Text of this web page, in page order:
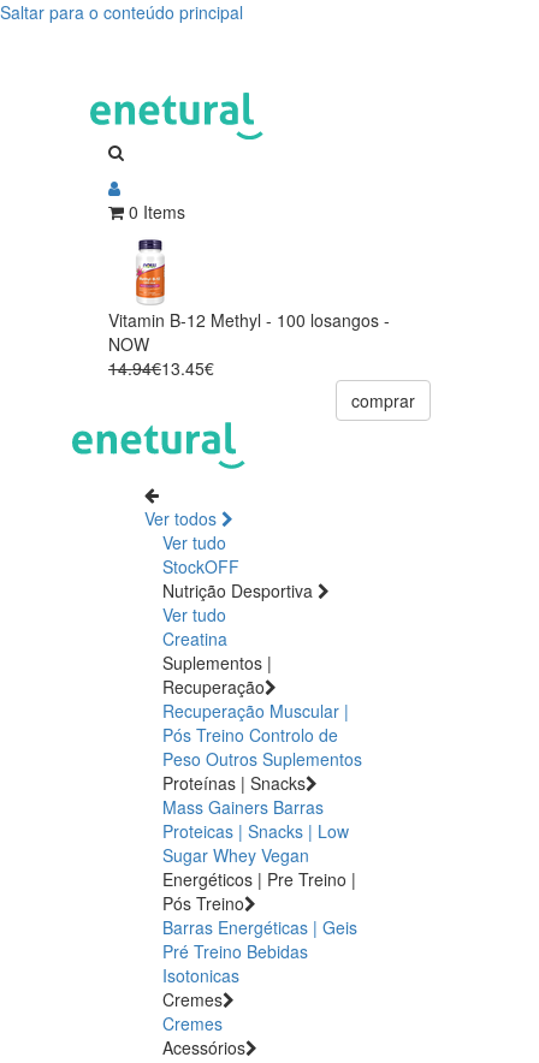
Saltar para o conteúdo principal
0 Items
Vitamin B-12 Methyl - 100 losangos -
NOW
14.94€13.45€
comprar
Ver todos
Ver tudo
StockOFF
Nutrição Desportiva
Ver tudo
Creatina
Suplementos |
Recuperação
Recuperação Muscular |
Pós Treino Controlo de
Peso Outros Suplementos
Proteínas | Snacks
Mass Gainers Barras
Proteicas | Snacks | Low
Sugar Whey Vegan
Energéticos | Pre Treino |
Pós Treino
Barras Energéticas | Geis
Pré Treino Bebidas
Isotonicas
Cremes
Cremes
Acessórios